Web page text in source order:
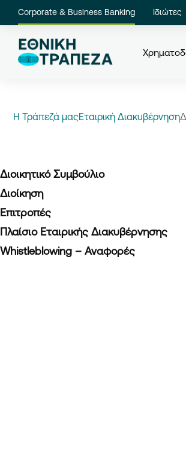
Corporate & Business Banking Ιδιώτες
Η Τράπεζά μαςΕταιρική Διακυβέρνηση
Διοικητικό Συμβούλιο
Διοίκηση
Επιτροπές
Πλαίσιο Εταιρικής Διακυβέρνησης
Whistleblowing – Αναφορές